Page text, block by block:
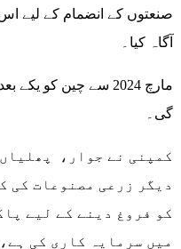
صنعتوں کے انضمام کے لیے
آگاہ کیا۔
مارچ 2024 سے چین کو
گی۔
کمپنی نے جوار،
دیگر زرعی مصنوعات کی
کو فروغ دینے کے لیے
میں سرمایہ کاری کی